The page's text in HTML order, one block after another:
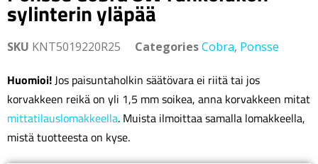
sylinterin yläpää
SKU KNT5019220R25 CategoriesCobra, Ponsse
Huomioi!Jos paisuntaholkin säätövara ei riitä tai jos
korvakkeen reikä on yli 1,5 mm soikea, anna korvakkeen mitat
mittatilauslomakkeella. Muista ilmoittaa samalla lomakkeella,
mistä tuotteesta on kyse.